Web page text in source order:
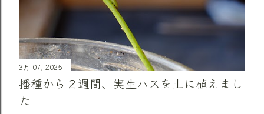
3月 07, 2025
播種から２週間、実生ハスを土に植えまし
た